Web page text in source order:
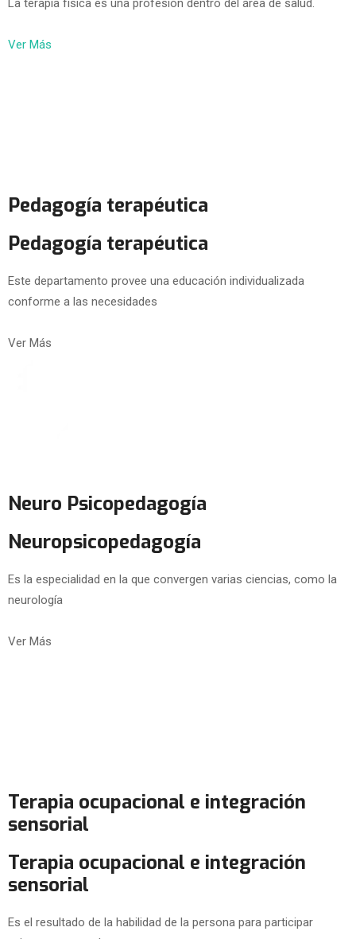
La terapia física es una profesión dentro del área de salud.
Ver Más
Pedagogía terapéutica
Pedagogía terapéutica
Este departamento provee una educación individualizada
conforme a las necesidades
Ver Más
Neuro Psicopedagogía
Neuropsicopedagogía
Es la especialidad en la que convergen varias ciencias, como la
neurología
Ver Más
Terapia ocupacional e integración
sensorial
Terapia ocupacional e integración
sensorial
Es el resultado de la habilidad de la persona para participar